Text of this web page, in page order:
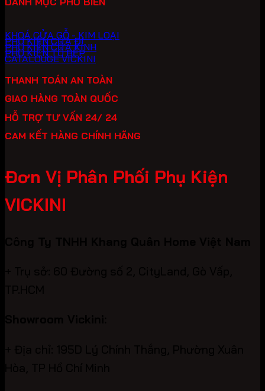
KHOÁ CỬA GỖ - KIM LOẠI
PHỤ KIỆN CỬA ĐI
PHỤ KIỆN CỬA KÍNH
PHỤ KIỆN TỦ BẾP
CATALOUGE VICKINI
THANH TOÁN AN TOÀN
GIAO HÀNG TOÀN QUỐC
HỖ TRỢ TƯ VẤN 24/ 24
CAM KẾT HÀNG CHÍNH HÃNG
Đơn Vị Phân Phối Phụ Kiện
VICKINI